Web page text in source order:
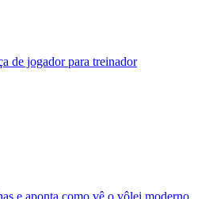
de jogador para treinador